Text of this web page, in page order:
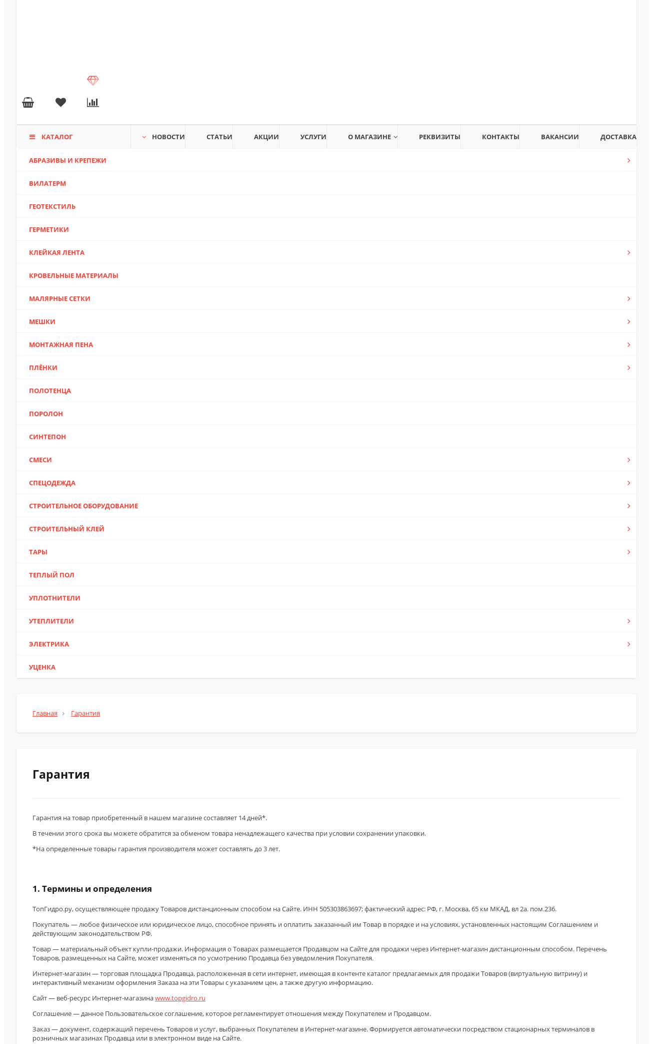
КАТАЛОГ НОВОСТИ СТАТЬИ АКЦИИ УСЛУГИ О МАГАЗИНЕ РЕКВИЗИТЫ КОНТАКТЫ ВАКАНСИИ ДОСТАВКА
АБРАЗИВЫ И КРЕПЕЖИ
ВИЛАТЕРМ
ГЕОТЕКСТИЛЬ
ГЕРМЕТИКИ
КЛЕЙКАЯ ЛЕНТА
КРОВЕЛЬНЫЕ МАТЕРИАЛЫ
МАЛЯРНЫЕ СЕТКИ
МЕШКИ
МОНТАЖНАЯ ПЕНА
ПЛЁНКИ
ПОЛОТЕНЦА
ПОРОЛОН
СИНТЕПОН
СМЕСИ
СПЕЦОДЕЖДА
СТРОИТЕЛЬНОЕ ОБОРУДОВАНИЕ
СТРОИТЕЛЬНЫЙ КЛЕЙ
ТАРЫ
ТЕПЛЫЙ ПОЛ
УПЛОТНИТЕЛИ
УТЕПЛИТЕЛИ
ЭЛЕКТРИКА
УЦЕНКА
Главная Гарантия
Гарантия
Гарантия на товар приобретенный в нашем магазине составляет 14 дней*.
В течении этого срока вы можете обратится за обменом товара ненадлежащего качества при условии сохранении упаковки.
*На определенные товары гарантия производителя может составлять до 3 лет.
1. Термины и определения
ТопГидро.ру, осуществляющее продажу Товаров дистанционным способом на Сайте. ИНН 505303863697; фактический адрес: РФ, г. Москва, 65 км МКАД, вл 2a. пом.236.
Покупатель — любое физическое или юридическое лицо, способное принять и оплатить заказанный им Товар в порядке и на условиях, установленных настоящим Соглашением и
действующим законодательством РФ.
Товар — материальный объект купли-продажи. Информация о Товарах размещается Продавцом на Сайте для продажи через Интернет-магазин дистанционным способом. Перечень
Товаров, размещенных на Сайте, может изменяться по усмотрению Продавца без уведомления Покупателя.
Интернет-магазин — торговая площадка Продавца, расположенная в сети интернет, имеющая в контенте каталог предлагаемых для продажи Товаров (виртуальную витрину) и
интерактивный механизм оформления Заказа на эти Товары с указанием цен, а также другую информацию.
Сайт — веб-ресурс Интернет-магазинаwww.topgidro.ru
Соглашение — данное Пользовательское соглашение, которое регламентирует отношения между Покупателем и Продавцом.
Заказ — документ, содержащий перечень Товаров и услуг, выбранных Покупателем в Интернет-магазине. Формируется автоматически посредством стационарных терминалов в
розничных магазинах Продавца или в электронном виде на Сайте.